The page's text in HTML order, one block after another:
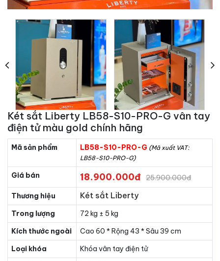
Két sắt Liberty LB58-S10-PRO-G vân tay
điện tử màu gold chính hãng
Mã sản phẩm LB58-S10-PRO-G (Mã xuất VAT:
LB58-S10-PRO-G)
Giá bán 18.900.000đ 25.900.000đ
Thương hiệu Két sắt Liberty
Trong lượng
72 kg ± 5 kg
Kích thước ngoài
Cao 60 * Rộng 43 * Sâu 39 cm
Loại khóa
Khóa vân tay điện tử